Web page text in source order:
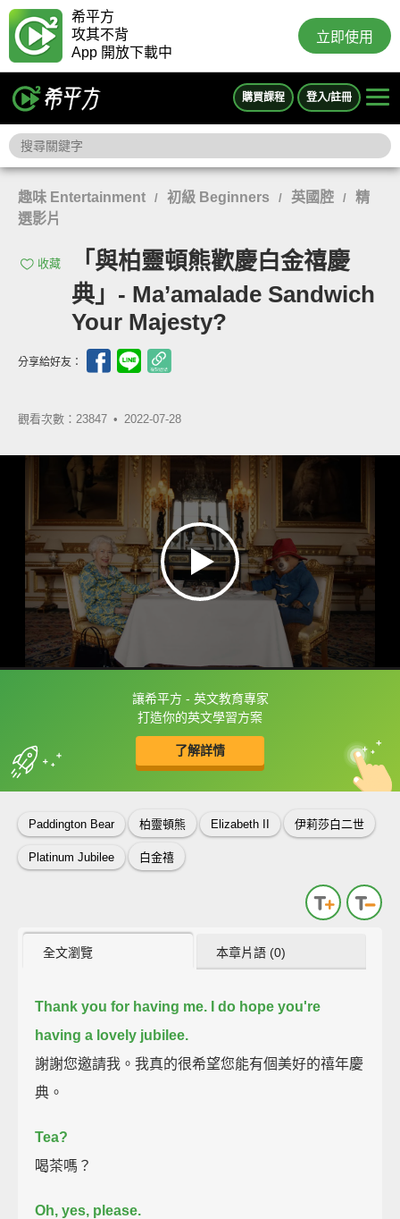
希平方
攻其不背
App 開放下載中
立即使用
購買課程 登入/註冊
趣味 Entertainment / 初級 Beginners / 英國腔 /
精
選影片
收藏
「與柏靈頓熊歡慶白金禧慶
典」- Ma’amalade Sandwich
Your Majesty?
分享給好友：
觀看次數：23847 • 2022-07-28
讓希平方 - 英文教育專家
打造你的英文學習方案
了解詳情
框選或點兩下字幕可以直接查字典喔！
收錄佳句 中
英
Paddington Bear 柏靈頓熊 Elizabeth II 伊莉莎白二世
Platinum Jubilee 白金禧
全文瀏覽 本章片語 (0)
Thank you for having me.
I do hope you're
having a lovely jubilee.
謝謝您邀請我。我真的很希望您能有個美好的禧年慶
典。
Tea?
喝茶嗎？
Oh, yes, please.